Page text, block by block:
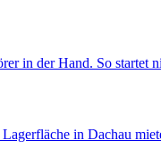
in der Hand. So startet
in Dachau